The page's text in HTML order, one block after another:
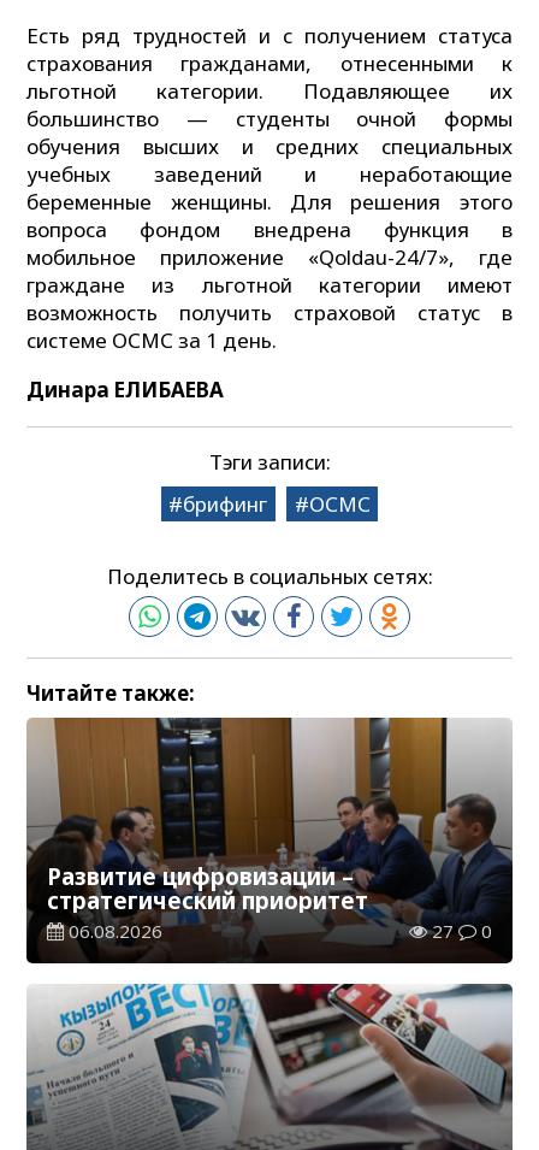
Есть ряд трудностей и с получением статуса
страхования гражданами, отнесенными к
льготной категории. Подавляющее их
большинство — студенты очной формы
обучения высших и средних специальных
учебных заведений и неработающие
беременные женщины. Для решения этого
вопроса фондом внедрена функция в
мобильное приложение «Qoldau-24/7», где
граждане из льготной категории имеют
возможность получить страховой статус в
системе ОСМС за 1 день.
Динара ЕЛИБАЕВА
Тэги записи:
брифинг
ОСМС
Поделитесь в социальных сетях:
Читайте также:
Развитие цифровизации –
стратегический приоритет
06.08.2026 27 0